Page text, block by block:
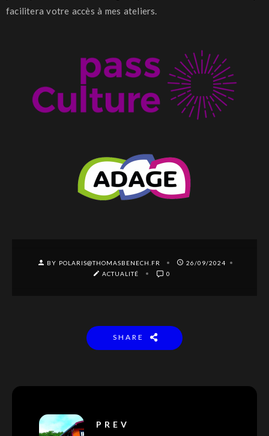
facilitera votre accès à mes ateliers.
BY POLARIS@THOMASBENECH.FR
26/09/2024
ACTUALITÉ
0
SHARE
PREV